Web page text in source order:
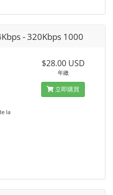
- 320Kbps 1000
la
$28.00 USD
年繳
立即購買